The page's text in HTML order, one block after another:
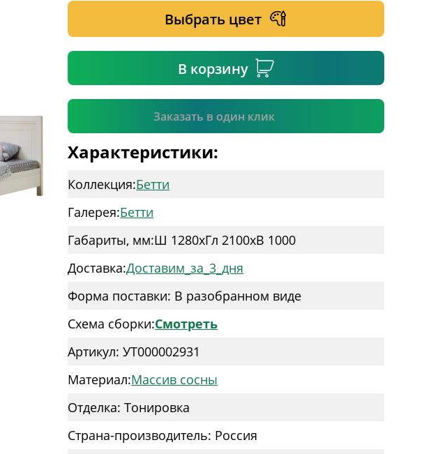
Выбрать цвет
В корзину
Заказать в один клик
* необязательное поле
Подтвердить
Характеристики:
Коллекция:Бетти
Галерея:Бетти
Габариты, мм:Ш 1280xГл 2100xВ 1000
Доставка:Доставим_за_3_дня
Форма поставки: В разобранном виде
Схема сборки:Смотреть
Артикул: УТ000002931
Материал:Массив сосны
Отделка: Тонировка
Страна-производитель: Россия